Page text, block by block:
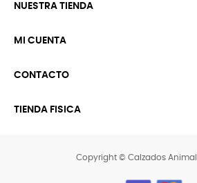
NUESTRA TIENDA
MI CUENTA
CONTACTO
TIENDA FISICA
Copyright © Calzados